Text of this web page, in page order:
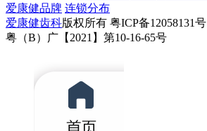
爱康健品牌 连锁分布
爱康健齿科版权所有 粤ICP备12058131号
粤（B）广【2021】第10-16-65号